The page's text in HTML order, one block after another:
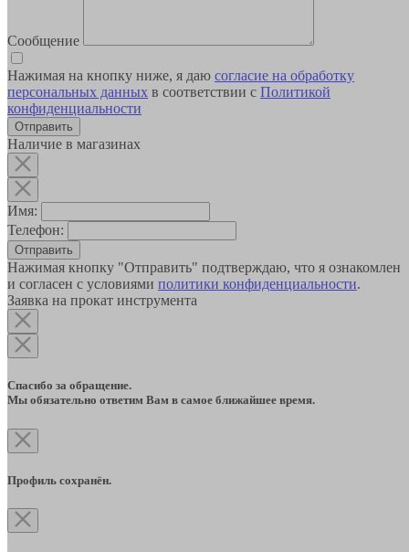
Сообщение
Нажимая на кнопку ниже, я даю согласие на обработку
персональных данных в соответствии с Политикой
конфиденциальности
Наличие в магазинах
Имя:
Телефон:
Отправить
Нажимая кнопку "Отправить" подтверждаю, что я ознакомлен
и согласен с условиями политики конфиденциальности.
Заявка на прокат инструмента
Спасибо за обращение.
Мы обязательно ответим Вам в самое ближайшее время.
Профиль сохранён.